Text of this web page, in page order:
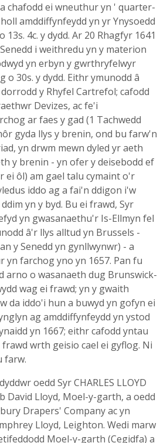
chafodd ei wneuthur yn ' quarter-
amddiffynfeydd yn yr Ynysoedd
4c. y dydd. Ar 20 Rhagfyr 1641
i weithredu yn y materion
yn erbyn y gwrthryfelwyr
o 30s. y dydd. Eithr ymunodd â
y Rhyfel Cartrefol; cafodd
Devizes, ac fe'i
ar faes y gad (1 Tachwedd
gyda llys y brenin, ond bu farw'n
yn drwm mewn dyled yr aeth
y brenin - yn ofer y deisebodd ef
ei ôl) am gael talu cymaint o'r
iddo ag a fai'n ddigon i'w
yn y byd. Bu ei frawd, Syr
yn gwasanaethu'r Is-Ellmyn fel
â'r llys alltud yn Brussels -
y Senedd yn gynllwynwr) - a
yn farchog yno yn 1657. Pan fu
arno o wasanaeth dug Brunswick-
wag ei frawd; yn y gwaith
da iddo'i hun a buwyd yn gofyn ei
ag amddiffynfeydd yn ystod
yn 1667; eithr cafodd yntau
wrth geisio cael ei gyflog. Ni
farw.
oedd Syr CHARLES LLOYD
David Lloyd, Moel-y-garth, a oedd
Drapers' Company ac yn
Lloyd, Leighton. Wedi marw
Moel-y-garth (Cegidfa) a